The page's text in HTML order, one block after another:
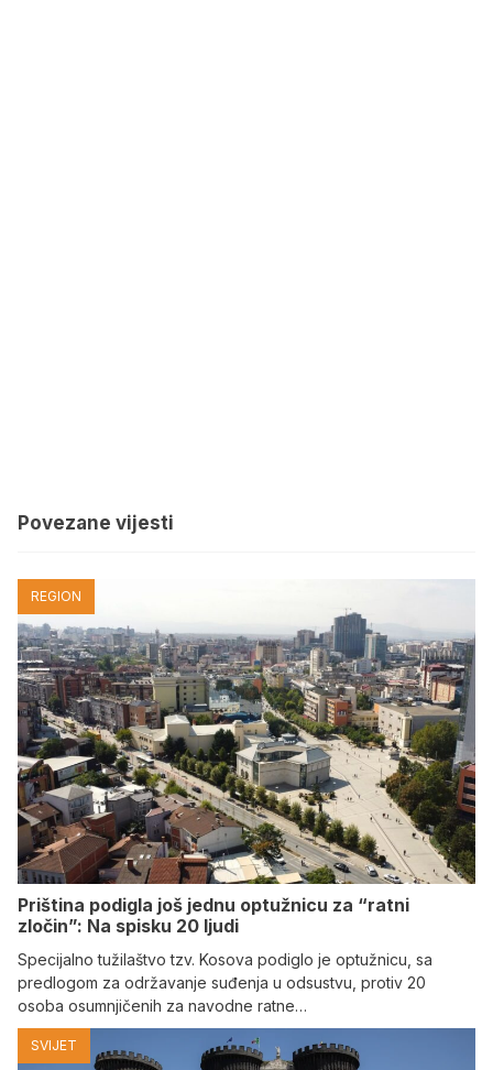
Povezane vijesti
REGION
Priština podigla još jednu optužnicu za “ratni
zločin”: Na spisku 20 ljudi
Specijalno tužilaštvo tzv. Kosova podiglo je optužnicu, sa
predlogom za održavanje suđenja u odsustvu, protiv 20
osoba osumnjičenih za navodne ratne…
SVIJET